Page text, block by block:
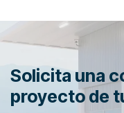
Solicita una
proyecto de